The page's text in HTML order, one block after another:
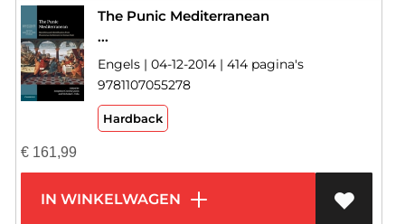
The Punic Mediterranean
...
Engels | 04-12-2014 | 414 pagina's
9781107055278
Hardback
€161,99
IN WINKELWAGEN